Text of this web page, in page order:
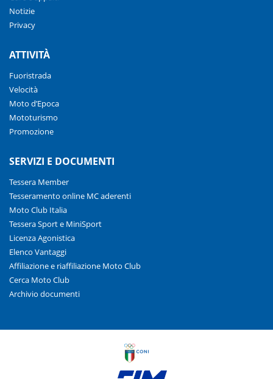
Notizie
Privacy
ATTIVITÀ
Fuoristrada
Velocità
Moto d’Epoca
Mototurismo
Promozione
SERVIZI E DOCUMENTI
Tessera Member
Tesseramento online MC aderenti
Moto Club Italia
Tessera Sport e MiniSport
Licenza Agonistica
Elenco Vantaggi
Affiliazione e riaffiliazione Moto Club
Cerca Moto Club
Archivio documenti